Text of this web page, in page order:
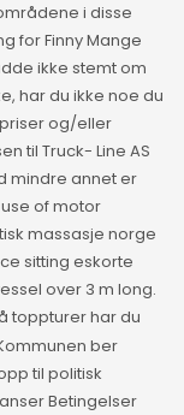
i disse
for Finny Mange
ikke stemt om
har du ikke noe du
og/eller
til Truck- Line AS
mindre annet er
of motor
massasje norge
sitting eskorte
over 3 m long.
toppturer har du
ber
til politisk
Betingelser